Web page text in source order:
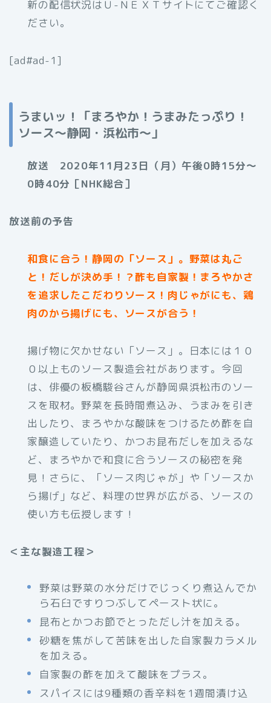
新の配信状況はＵ-ＮＥＸＴサイトにてご確認く
ださい。
[ad#ad-1]
うまいッ！「まろやか！うまみたっぷり！
ソース〜静岡・浜松市〜」
放送 2020年11月23日（月）午後0時15分～
0時40分［NHK総合］
放送前の予告
和食に合う！静岡の「ソース」。野菜は丸ご
と！だしが決め手！？酢も自家製！まろやかさ
を追求したこだわりソース！肉じゃがにも、鶏
肉のから揚げにも、ソースが合う！
揚げ物に欠かせない「ソース」。日本には１０
０以上ものソース製造会社があります。今回
は、俳優の板橋駿谷さんが静岡県浜松市のソー
スを取材。野菜を長時間煮込み、うまみを引き
出したり、まろやかな酸味をつけるため酢を自
家醸造していたり、かつお昆布だしを加えるな
ど、まろやかで和食に合うソースの秘密を発
見！さらに、「ソース肉じゃが」や「ソースか
ら揚げ」など、料理の世界が広がる、ソースの
使い方も伝授します！
＜主な製造工程＞
野菜は野菜の水分だけでじっくり煮込んでか
ら石臼ですりつぶしてペースト状に。
昆布とかつお節でとっただし汁を加える。
砂糖を焦がして苦味を出した自家製カラメル
を加える。
自家製の酢を加えて酸味をプラス。
スパイスには9種類の香辛料を1週間漬け込